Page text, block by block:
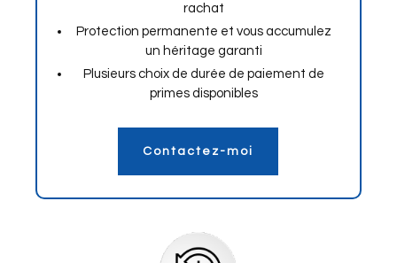
rachat
Protection permanente et vous accumulez
un héritage garanti
Plusieurs choix de durée de paiement de
primes disponibles
Contactez-moi